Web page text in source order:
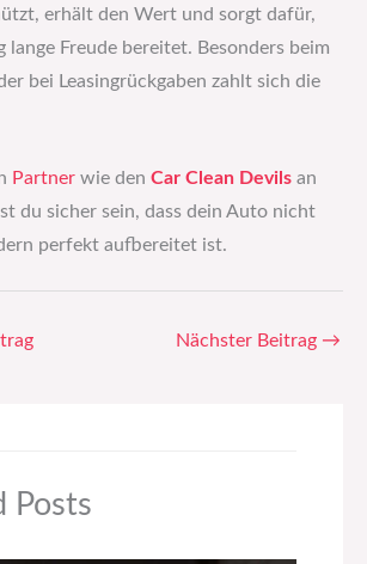
erhält den Wert und sorgt dafür,
lange Freude bereitet. Besonders beim
bei Leasingrückgaben zahlt sich die
Partner wie den Car Clean Devils an
du sicher sein, dass dein Auto nicht
perfekt aufbereitet ist.
Nächster Beitrag →
Posts